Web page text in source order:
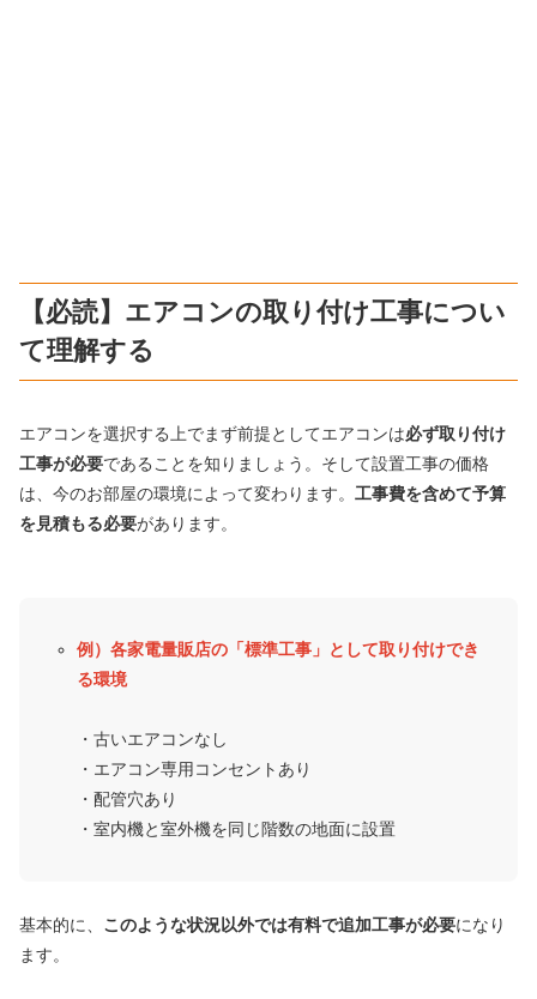
【必読】エアコンの取り付け工事につい
て理解する
エアコンを選択する上でまず前提としてエアコンは必ず取り付け
工事が必要であることを知りましょう。そして設置工事の価格
は、今のお部屋の環境によって変わります。 工事費を含めて予算
を見積もる必要があります。
例）各家電量販店の「標準工事」として取り付けでき
る環境
・古いエアコンなし
・エアコン専用コンセントあり
・配管穴あり
・室内機と室外機を同じ階数の地面に設置
基本的に、 このような状況以外では有料で追加工事が必要になり
ます。